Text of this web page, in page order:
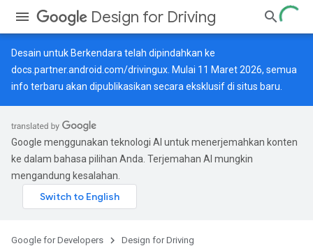
Design for Driving
Desain untuk Berkendara telah dipindahkan ke
docs.partner.android.com/drivingux . Mulai 11 Maret 2026, semua
info terbaru akan dipublikasikan secara eksklusif di situs baru.
Google menggunakan teknologi AI untuk menerjemahkan konten
ke dalam bahasa pilihan Anda. Terjemahan AI mungkin
mengandung kesalahan.
Google for Developers Design for Driving